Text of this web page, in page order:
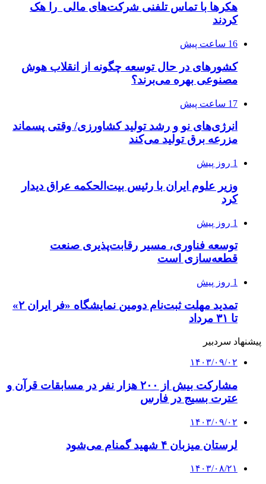
هکرها با تماس تلفنی شرکت‌های مالی را هک
کردند
16 ساعت پیش
کشورهای در حال توسعه چگونه از انقلاب هوش
مصنوعی بهره می‌برند؟
17 ساعت پیش
انرژی‌های نو و رشد تولید کشاورزی/ وقتی پسماند
مزرعه‌ برق تولید می‌کند
1 روز پیش
وزیر علوم ایران با رئیس بیت‌الحکمه عراق دیدار
کرد
1 روز پیش
توسعه فناوری، مسیر رقابت‌پذیری صنعت
قطعه‌سازی است
1 روز پیش
تمدید مهلت ثبت‌نام دومین نمایشگاه «فر ایران ۲»
تا ۳۱ مرداد
پیشنهاد سردبیر
۱۴۰۳/۰۹/۰۲
مشارکت بیش از ۲۰۰ هزار نفر در مسابقات قرآن و
عترت بسیج در فارس
۱۴۰۳/۰۹/۰۲
لرستان میزبان ۴ شهید گمنام می‌شود
۱۴۰۳/۰۸/۲۱